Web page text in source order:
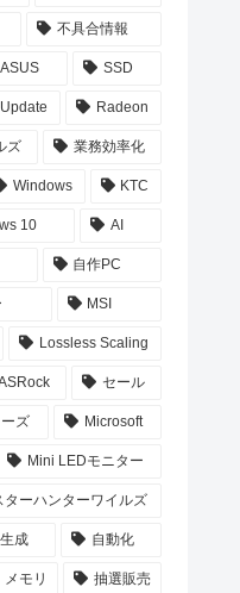
不具合情報
ASUS SSD
Radeon
ズ 業務効率化
Windows KTC
10 AI
自作PC
MSI
Lossless Scaling
セール
ズ Microsoft
Mini LEDモニター
ターハンターワイルズ
成 自動化
メモリ 抽選販売